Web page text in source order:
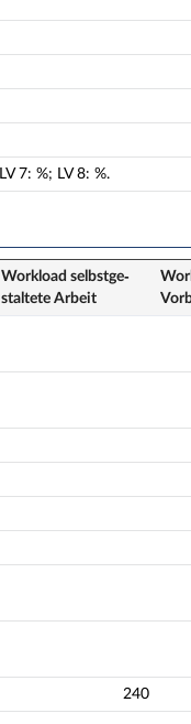
LV 7: %; LV 8: %.
Workload selbstge­
staltete Arbeit
240